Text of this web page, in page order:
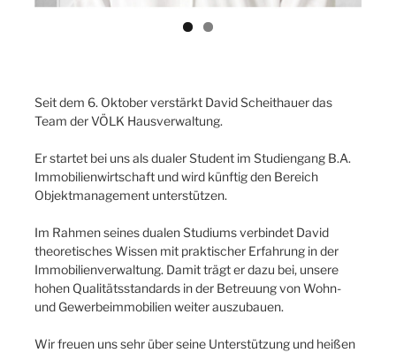
Seit dem 6. Oktober verstärkt David Scheithauer das
Team der VÖLK Hausverwaltung.
Er startet bei uns als dualer Student im Studiengang B.A.
Immobilienwirtschaft und wird künftig den Bereich
Objektmanagement unterstützen.
Im Rahmen seines dualen Studiums verbindet David
theoretisches Wissen mit praktischer Erfahrung in der
Immobilienverwaltung. Damit trägt er dazu bei, unsere
hohen Qualitätsstandards in der Betreuung von Wohn-
und Gewerbeimmobilien weiter auszubauen.
Wir freuen uns sehr über seine Unterstützung und heißen